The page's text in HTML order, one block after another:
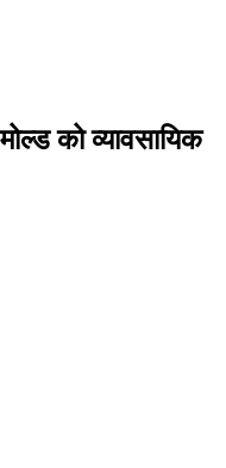
को व्यावसायिक